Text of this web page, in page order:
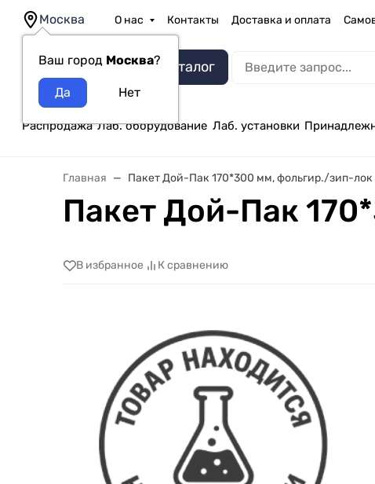
Москва
Ваш город Москва?
О нас Контакты Доставка и оплата
Каталог
Распродажа Лаб. оборудование Лаб. установки
Главная Пакет Дой-Пак 170*300 мм, фольгир./зип-лок
Пакет Дой-Пак
В избранное К сравнению